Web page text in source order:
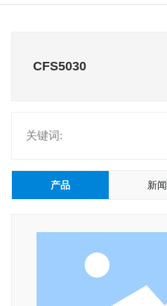
联系我们
CFS5030
关键词:
产品 新闻